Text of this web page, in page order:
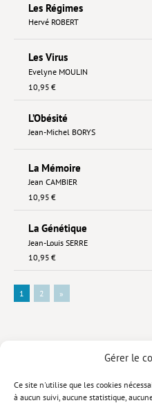
Gérer le
Ce site n'utilise que les cookies
à aucun suivi, aucune statistique,
Les Régimes
Hervé ROBERT
Les Virus
Evelyne MOULIN
10,95 €
L’Obésité
Jean-Michel BORYS
La Mémoire
Jean CAMBIER
10,95 €
La Génétique
Jean-Louis SERRE
10,95 €
1 2 »